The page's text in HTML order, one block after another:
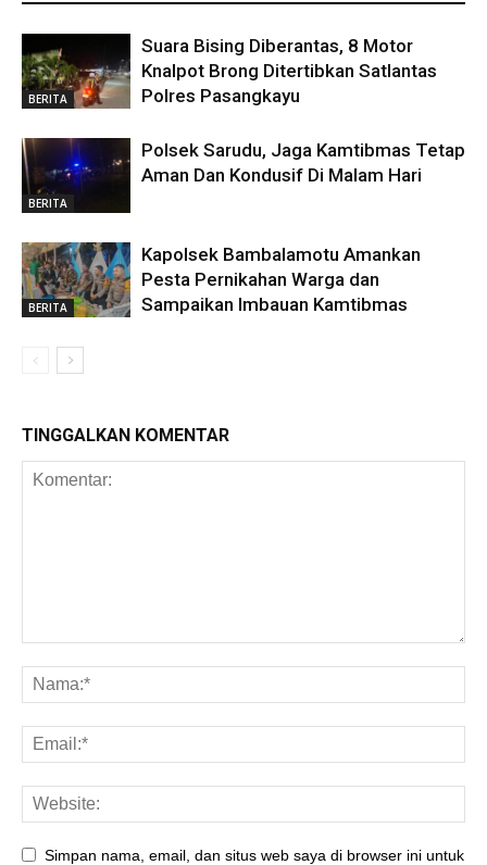
BERITA
Suara Bising Diberantas, 8 Motor
Knalpot Brong Ditertibkan Satlantas
Polres Pasangkayu
BERITA
Polsek Sarudu, Jaga Kamtibmas Tetap
Aman Dan Kondusif Di Malam Hari
BERITA
Kapolsek Bambalamotu Amankan
Pesta Pernikahan Warga dan
Sampaikan Imbauan Kamtibmas
TINGGALKAN KOMENTAR
Simpan nama, email, dan situs web saya di browser ini untuk